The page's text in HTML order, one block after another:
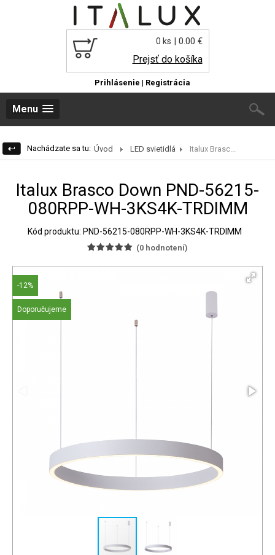
0 ks | 0.00 €
Prejsť do košíka
Prihlásenie | Registrácia
Menu
Nachádzate sa tu: Úvod LED svietidlá Italux Brasc...
Italux Brasco Down PND-56215-
080RPP-WH-3KS4K-TRDIMM
Kód produktu: PND-56215-080RPP-WH-3KS4K-TRDIMM
(0 hodnotení)
-12%
Doporučujeme